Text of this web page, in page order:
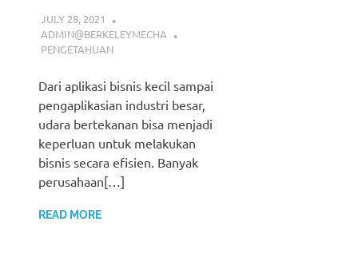
JULY 28, 2021
ADMIN@BERKELEYMECHA
PENGETAHUAN
Dari aplikasi bisnis kecil sampai
pengaplikasian industri besar,
udara bertekanan bisa menjadi
keperluan untuk melakukan
bisnis secara efisien. Banyak
perusahaan[…]
READ MORE